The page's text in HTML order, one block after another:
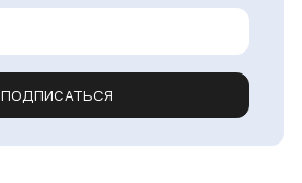
ПОДПИСАТЬСЯ